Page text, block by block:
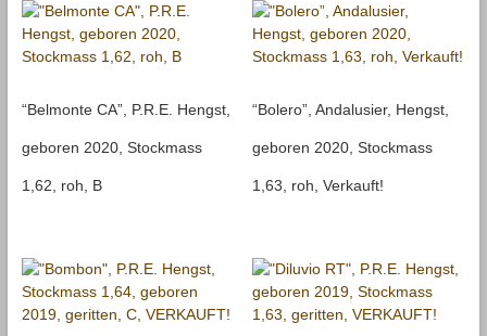
“Belmonte CA”, P.R.E. Hengst,
geboren 2020, Stockmass
1,62, roh, B
“Bolero”, Andalusier, Hengst,
geboren 2020, Stockmass
1,63, roh, Verkauft!